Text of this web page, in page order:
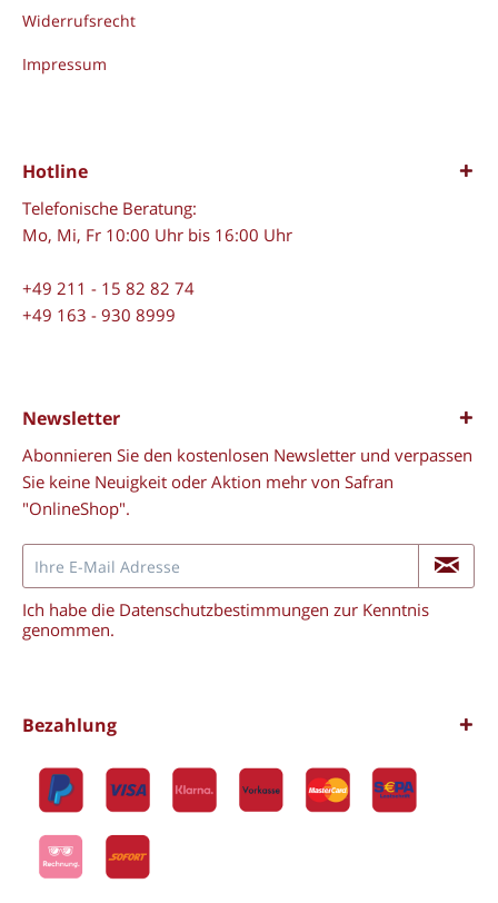
Widerrufsrecht
Impressum
Hotline
Telefonische Beratung:
Mo, Mi, Fr 10:00 Uhr bis 16:00 Uhr
+49 211 - 15 82 82 74
+49 163 - 930 8999
Newsletter
Abonnieren Sie den kostenlosen Newsletter und verpassen
Sie keine Neuigkeit oder Aktion mehr von Safran
"OnlineShop".
Ich habe die Datenschutzbestimmungen zur Kenntnis
genommen.
Bezahlung